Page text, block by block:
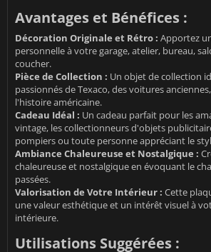
Avantages et Bénéfices :
Décoration Originale et Rétro : Apportez
personnelle à votre garage, atelier, bureau,
coucher.
Pièce de Collection : Un objet de collection
passionnés de Texaco, des voitures
l'histoire américaine.
Cadeau Idéal : Un cadeau parfait pour les
vintage, les collectionneurs d'objets
pompiers ou toute personne appréciant le
Ambiance Chaleureuse et Nostalgique :
chaleureuse et nostalgique en évoquant le
passées.
Valorisation de Votre Intérieur : Cette
une valeur esthétique et un intérêt visuel à
intérieure.
Utilisations Suggérées :